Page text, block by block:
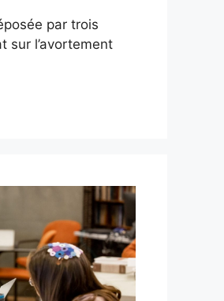
par trois
sur l’avortement